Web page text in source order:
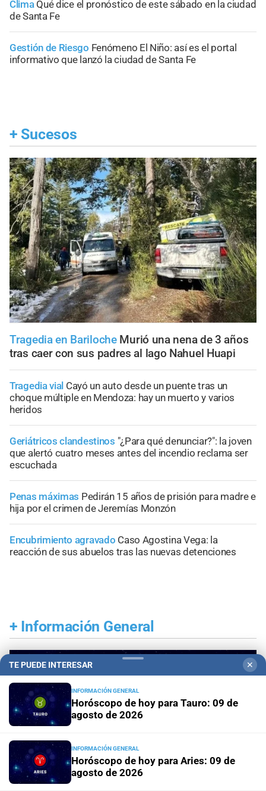
Clima Qué dice el pronóstico de este sábado en la ciudad
de Santa Fe
Gestión de Riesgo Fenómeno El Niño: así es el portal
informativo que lanzó la ciudad de Santa Fe
+ Sucesos
Tragedia en Bariloche Murió una nena de 3 años
tras caer con sus padres al lago Nahuel Huapi
Tragedia vial Cayó un auto desde un puente tras un
choque múltiple en Mendoza: hay un muerto y varios
heridos
Geriátricos clandestinos "¿Para qué denunciar?": la joven
que alertó cuatro meses antes del incendio reclama ser
escuchada
Penas máximas Pedirán 15 años de prisión para madre e
hija por el crimen de Jeremías Monzón
Encubrimiento agravado Caso Agostina Vega: la
reacción de sus abuelos tras las nuevas detenciones
+ Información General
TE PUEDE INTERESAR ✕
INFORMACIÓN GENERAL
Horóscopo de hoy para Tauro: 09 de
agosto de 2026
INFORMACIÓN GENERAL
Horóscopo de hoy para Aries: 09 de
agosto de 2026